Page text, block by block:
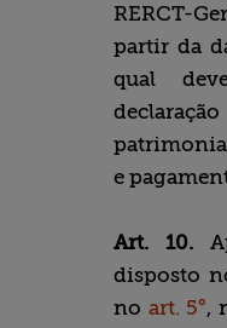
RERCT-
partir da
qual
e
Art. 10.
disposto
no art. 5°,